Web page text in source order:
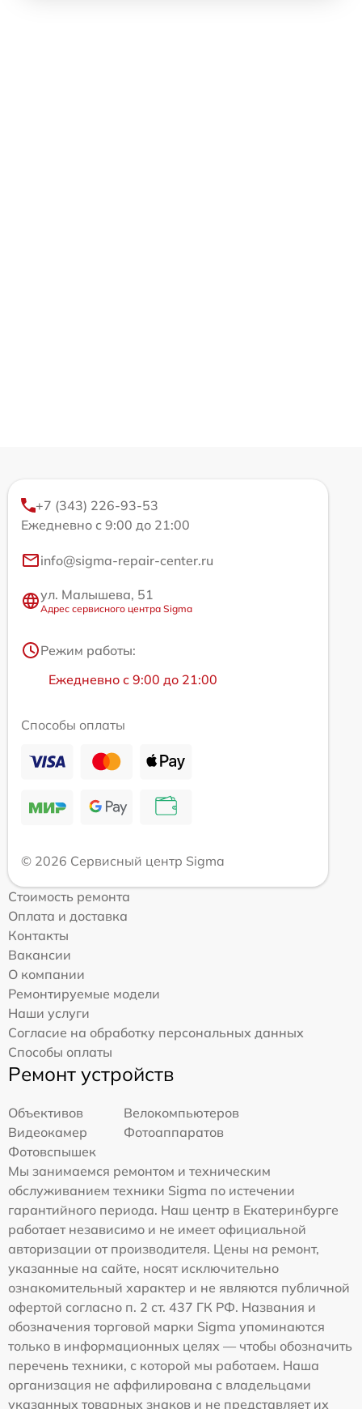
+7 (343) 226-93-53
Ежедневно с 9:00 до 21:00
info@sigma-repair-center.ru
ул. Малышева, 51
Адрес сервисного центра Sigma
Режим работы:
Ежедневно с 9:00 до 21:00
Способы оплаты
© 2026 Сервисный центр Sigma
Стоимость ремонта
Оплата и доставка
Контакты
Вакансии
О компании
Ремонтируемые модели
Наши услуги
Согласие на обработку персональных данных
Способы оплаты
Ремонт устройств
Объективов
Велокомпьютеров
Видеокамер
Фотоаппаратов
Фотовспышек
Мы занимаемся ремонтом и техническим
обслуживанием техники Sigma по истечении
гарантийного периода. Наш центр в Екатеринбурге
работает независимо и не имеет официальной
авторизации от производителя. Цены на ремонт,
указанные на сайте, носят исключительно
ознакомительный характер и не являются публичной
офертой согласно п. 2 ст. 437 ГК РФ. Названия и
обозначения торговой марки Sigma упоминаются
только в информационных целях — чтобы обозначить
перечень техники, с которой мы работаем. Наша
организация не аффилирована с владельцами
указанных товарных знаков и не представляет их